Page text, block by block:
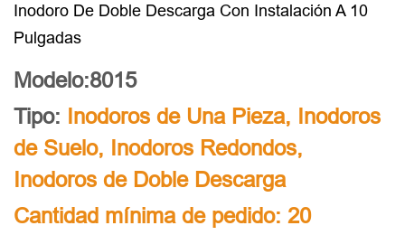
Inodoro De Doble Descarga Con Instalación A 10
Pulgadas
Modelo:8015
Tipo: Inodoros de Una Pieza, Inodoros
de Suelo, Inodoros Redondos,
Inodoros de Doble Descarga
Cantidad mínima de pedido: 20